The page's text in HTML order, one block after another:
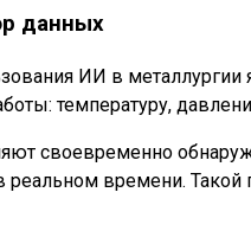
данных
ИИ в металлургии
температуру,
своевременно
времени.